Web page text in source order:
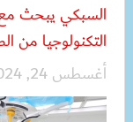
السبكي يبحث مع
التكنولوجيا من
أغسطس 24, 2024